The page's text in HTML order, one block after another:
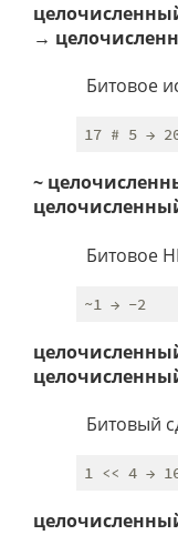
→
Битовое
~
Битовое
Битовый